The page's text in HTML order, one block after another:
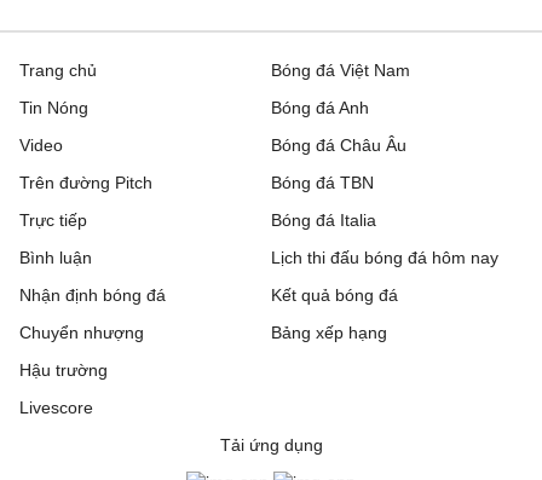
Trang chủ
Tin Nóng
Video
Trên đường Pitch
Trực tiếp
Bóng đá Việt Nam
Bóng đá Anh
Bóng đá Châu Âu
Bóng đá TBN
Bóng đá Italia
Bình luận
Nhận định bóng đá
Chuyển nhượng
Hậu trường
Livescore
Lịch thi đấu bóng đá hôm nay
Kết quả bóng đá
Bảng xếp hạng
Tải ứng dụng